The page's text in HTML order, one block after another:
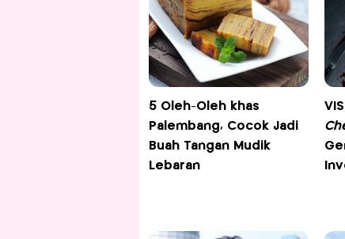
5 Oleh-Oleh khas
Palembang, Cocok Jadi
Buah Tangan Mudik
Lebaran